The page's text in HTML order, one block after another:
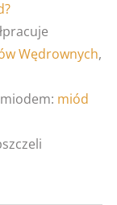
Wędrownych,
miód